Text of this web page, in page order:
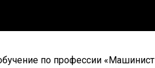
по профессии «Машинист